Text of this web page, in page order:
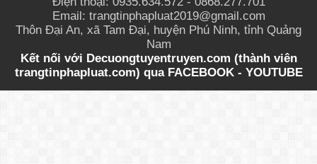
Email: trangtinphapluat2019@gmail.com
Thôn Đại An, xã Tam Đại, huyện Phú Ninh, tỉnh Quảng
Nam
Kết nối với Decuongtuyentruyen.com (thành viên
trangtinphapluat.com) quaFACEBOOK- YOUTUBE